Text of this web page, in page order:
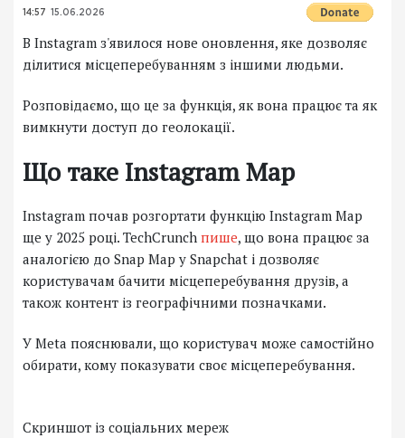
14:57 15.06.2026
В Instagram з'явилося нове оновлення, яке дозволяє
ділитися місцеперебуванням з іншими людьми.
Розповідаємо, що це за функція, як вона працює та як
вимкнути доступ до геолокації.
Що таке Instagram Map
Instagram почав розгортати функцію Instagram Map
ще у 2025 році. TechCrunch пише, що вона працює за
аналогією до Snap Map у Snapchat і дозволяє
користувачам бачити місцеперебування друзів, а
також контент із географічними позначками.
У Meta пояснювали, що користувач може самостійно
обирати, кому показувати своє місцеперебування.
Скриншот із соціальних мереж